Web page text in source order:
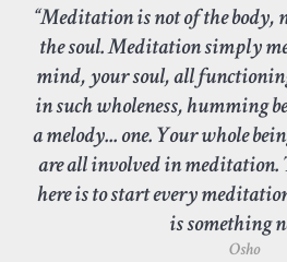
“Meditation is not of the body,
the soul. Meditation simply
mind, your soul, all
in such wholeness, humming
a melody... one. Your whole
are all involved in
here is to start every
is something
Osho